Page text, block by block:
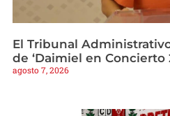
El Tribunal
de ‘Daimiel en Concierto
agosto 7, 2026